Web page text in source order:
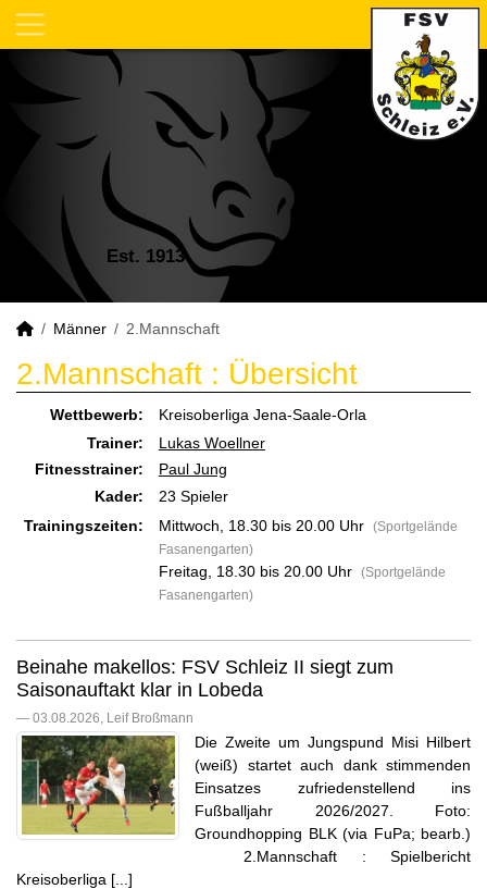
Est. 1913
Männer 2.Mannschaft
2.Mannschaft : Übersicht
Wettbewerb:
Kreisoberliga Jena-Saale-Orla
Trainer:
Lukas Woellner
Fitnesstrainer:
Paul Jung
Kader:
23 Spieler
Trainingszeiten:
Mittwoch, 18.30 bis 20.00 Uhr (Sportgelände
Fasanengarten)
Freitag, 18.30 bis 20.00 Uhr (Sportgelände
Fasanengarten)
Beinahe makellos: FSV Schleiz II siegt zum
Saisonauftakt klar in Lobeda
— 03.08.2026, Leif Broßmann
Die Zweite um Jungspund Misi Hilbert
(weiß) startet auch dank stimmenden
Einsatzes zufriedenstellend ins
Fußballjahr 2026/2027. Foto:
Groundhopping BLK (via FuPa; bearb.)
2.Mannschaft : Spielbericht
Kreisoberliga [...]